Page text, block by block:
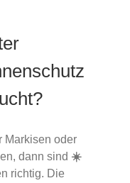
Markisen oder
dann sind ☀️
richtig. Die